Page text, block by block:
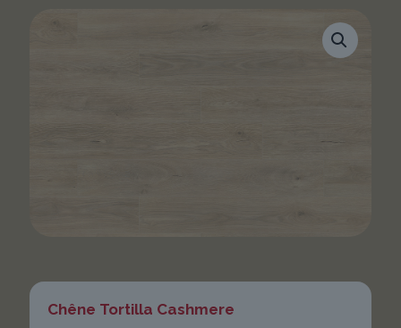
Chêne Tortilla Cashmere